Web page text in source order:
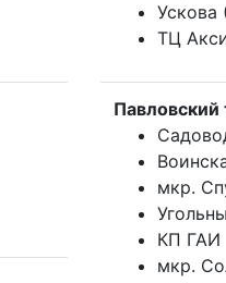
Ускова
ТЦ
Павловский
мкр.
КП ГАИ
мкр.